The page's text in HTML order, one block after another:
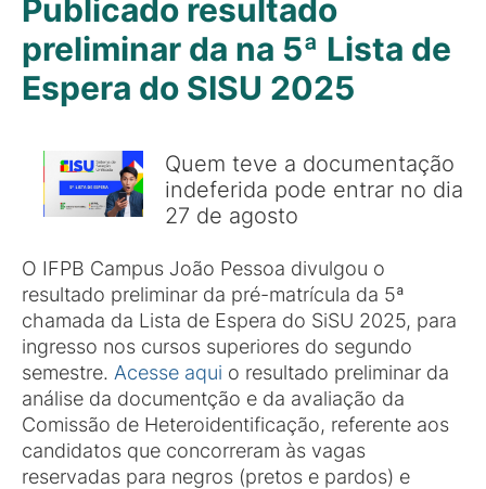
Publicado resultado
preliminar da na 5ª Lista de
Espera do SISU 2025
Quem teve a documentação
indeferida pode entrar no dia
27 de agosto
O IFPB Campus João Pessoa divulgou o
resultado preliminar da pré-matrícula da 5ª
chamada da Lista de Espera do SiSU 2025, para
ingresso nos cursos superiores do segundo
semestre. Acesse aqui o resultado preliminar da
análise da documentção e da avaliação da
Comissão de Heteroidentificação, referente aos
candidatos que concorreram às vagas
reservadas para negros (pretos e pardos) e